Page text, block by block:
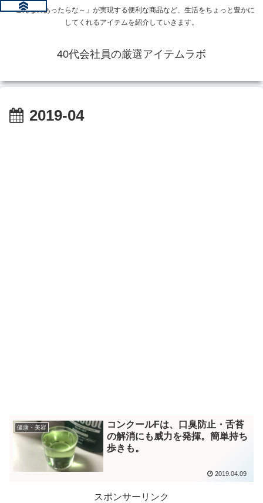
「こんなのあったらな～」が実現する便利な商品など、生活をちょっと豊かに
してくれるアイテムを紹介していきます。
40代会社員の厳選アイテムラボ
2019-04
健康・美容
コンクールFは、口臭防止・舌苔
の解消にも威力を発揮。簡単持ち
歩きも。
2019.04.09
スポンサーリンク